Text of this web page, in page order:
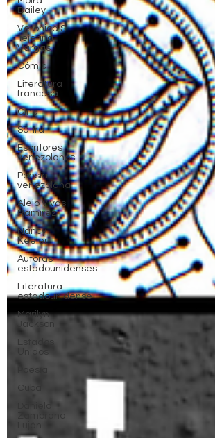
Bailey
Verónica S.
Tejerina
Vargas
Cómic
Literatura
francesa
Cine
Sátira
Escritores
venezolanos
Poesía
venezolana
Alejo Vivas
Ramírez
Nancy
Keeler
Autoras
estadounidenses
Literatura
estadounidense
Marilyn
Jackson
Estados
Unidos
Cuba
Zambrana